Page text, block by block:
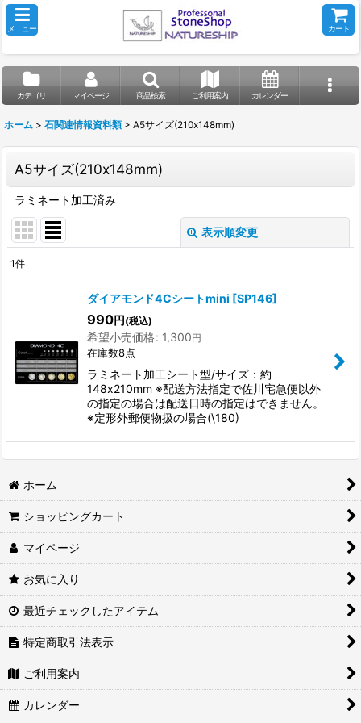
メニュー カート
カテゴリ マイページ 商品検索 ご利用案内 カレンダー
ホーム > 石関連情報資料類 > A5サイズ(210x148mm)
A5サイズ(210x148mm)
ラミネート加工済み
表示順変更
1件
ダイアモンド4Cシートmini [SP146]
990円 (税込)
希望小売価格: 1,300円
在庫数8点
ラミネート加工シート型/サイズ：約
148x210mm ※配送方法指定で佐川宅急便以外
の指定の場合は配送日時の指定はできません。
※定形外郵便物扱の場合(\180)
ホーム
ショッピングカート
マイページ
お気に入り
最近チェックしたアイテム
特定商取引法表示
ご利用案内
カレンダー